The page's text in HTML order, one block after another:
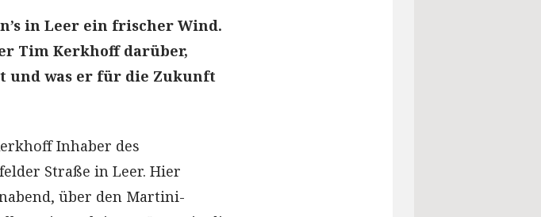
in Leer ein frischer Wind.
Tim Kerkhoff darüber,
und was er für die Zukunft
Inhaber des
Straße in Leer. Hier
über den Martini-